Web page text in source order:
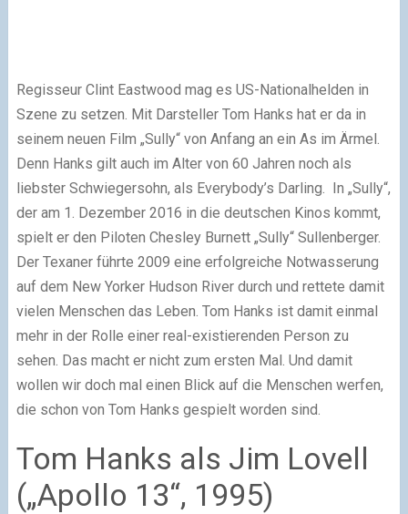
Regisseur Clint Eastwood mag es US-Nationalhelden in
Szene zu setzen. Mit Darsteller Tom Hanks hat er da in
seinem neuen Film „Sully“ von Anfang an ein As im Ärmel.
Denn Hanks gilt auch im Alter von 60 Jahren noch als
liebster Schwiegersohn, als Everybody’s Darling. In „Sully“,
der am 1. Dezember 2016 in die deutschen Kinos kommt,
spielt er den Piloten Chesley Burnett „Sully“ Sullenberger.
Der Texaner führte 2009 eine erfolgreiche Notwasserung
auf dem New Yorker Hudson River durch und rettete damit
vielen Menschen das Leben. Tom Hanks ist damit einmal
mehr in der Rolle einer real-existierenden Person zu
sehen. Das macht er nicht zum ersten Mal. Und damit
wollen wir doch mal einen Blick auf die Menschen werfen,
die schon von Tom Hanks gespielt worden sind.
Tom Hanks als Jim Lovell
(„Apollo 13“, 1995)